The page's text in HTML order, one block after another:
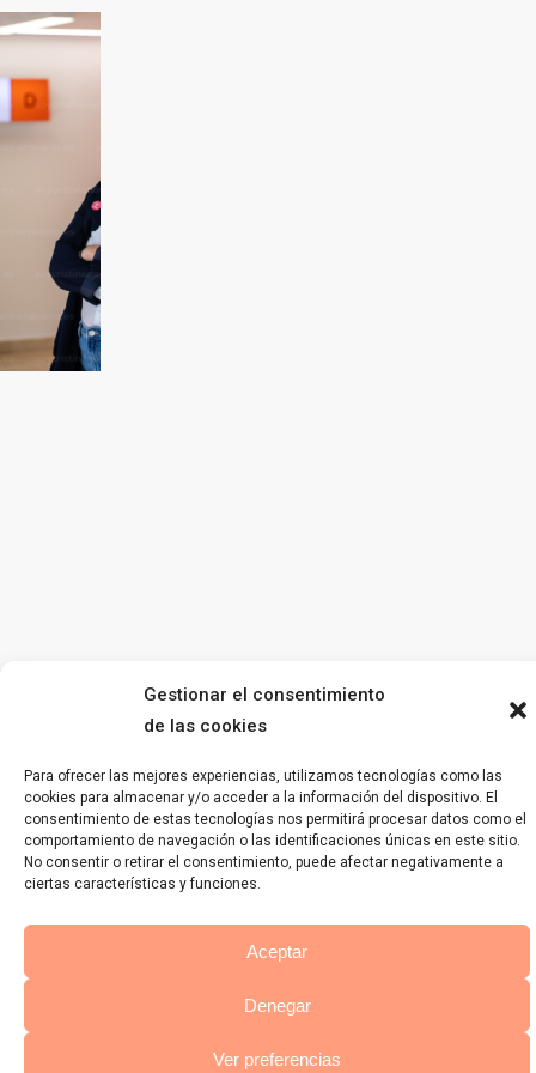
Gestionar el consentimiento
de las cookies
Para ofrecer las mejores experiencias, utilizamos tecnologías como las
cookies para almacenar y/o acceder a la información del dispositivo. El
consentimiento de estas tecnologías nos permitirá procesar datos como el
comportamiento de navegación o las identificaciones únicas en este sitio.
No consentir o retirar el consentimiento, puede afectar negativamente a
ciertas características y funciones.
Aceptar
Denegar
Ver preferencias